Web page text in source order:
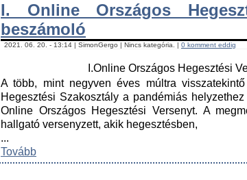
I. Online Országos
beszámoló
2021. 06. 20. - 13:14 | SimonGergo | Nincs kategória. | 0 komment eddig
I.Online Országos Hegesztési
A több, mint negyven éves múltra
Hegesztési Szakosztály a pandémiás
Online Országos Hegesztési Versenyt. A
hallgató versenyzett, akik hegesztésben,
...
Tovább